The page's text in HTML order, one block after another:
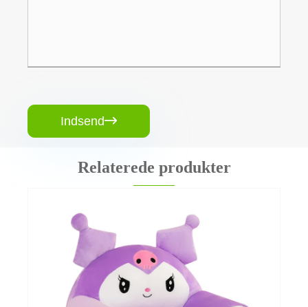
Indsend
Relaterede produkter